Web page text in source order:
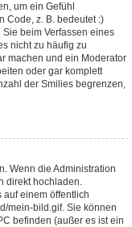
um ein Gefühl
Code, z. B. bedeutet :)
beim Verfassen eines
nicht zu häufig zu
machen und ein Moderator
oder gar komplett
der Smilies begrenzen,
Wenn die Administration
direkt hochladen.
einem öffentlich
mein-bild.gif. Sie können
befinden (außer es ist ein